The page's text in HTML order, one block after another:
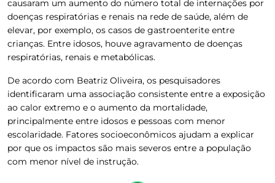
causaram um aumento do número total de internações por
doenças respiratórias e renais na rede de saúde, além de
elevar, por exemplo, os casos de gastroenterite entre
crianças. Entre idosos, houve agravamento de doenças
respiratórias, renais e metabólicas.
De acordo com Beatriz Oliveira, os pesquisadores
identificaram uma associação consistente entre a exposição
ao calor extremo e o aumento da mortalidade,
principalmente entre idosos e pessoas com menor
escolaridade. Fatores socioeconômicos ajudam a explicar
por que os impactos são mais severos entre a população
com menor nível de instrução.